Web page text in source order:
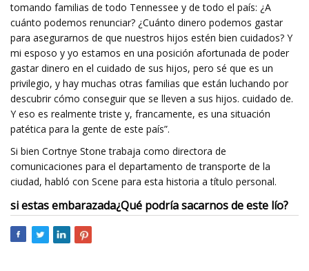
tomando familias de todo Tennessee y de todo el país: ¿A
cuánto podemos renunciar? ¿Cuánto dinero podemos gastar
para asegurarnos de que nuestros hijos estén bien cuidados? Y
mi esposo y yo estamos en una posición afortunada de poder
gastar dinero en el cuidado de sus hijos, pero sé que es un
privilegio, y hay muchas otras familias que están luchando por
descubrir cómo conseguir que se lleven a sus hijos. cuidado de.
Y eso es realmente triste y, francamente, es una situación
patética para la gente de este país”.
Si bien Cortnye Stone trabaja como directora de
comunicaciones para el departamento de transporte de la
ciudad, habló con Scene para esta historia a título personal.
si estas embarazada¿Qué podría sacarnos de este lío?